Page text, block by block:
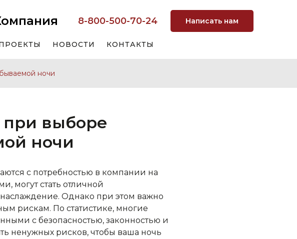
8-800-500-70-24 Написать нам
НОВОСТИ КОНТАКТЫ
ночи
выборе
ночи
с потребностью в компании на
могут стать отличной
Однако при этом важно
рискам. По статистике, многие
с безопасностью, законностью и
ненужных рисков, чтобы ваша ночь